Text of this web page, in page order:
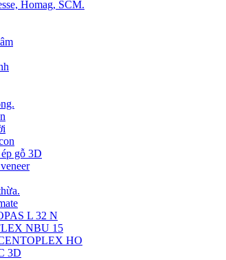
Homag, SCM.
gỗ 3D
L 32 N
NBU 15
HO
3D